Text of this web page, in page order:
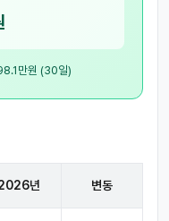
만원 (30일)
년 변동